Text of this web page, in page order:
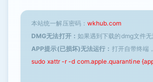
本站统一解压密码： wkhub.com
DMG无法打开： 如果遇到下载的dmg文件
APP提示(已损坏)无法运行： 打开自带终端
sudo xattr -r -d com.apple.quarantine